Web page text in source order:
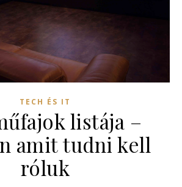
TECH ÉS IT
listája –
amit tudni kell
róluk